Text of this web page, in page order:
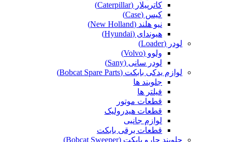
کاترپیلار (Caterpillar)
کیس (Case)
نیو هلند (New Holland)
هیوندای (Hyundai)
لودر (Loader)
ولوو (Volvo)
لودر سانی (Sany)
لوازم یدکی بابکت (Bobcat Spare Parts)
جلوبند ها
فیلتر ها
قطعات موتور
قطعات هیدرولیک
لوازم جانبی
قطعات برقی بابکت
جلوبند جارو بابکت (Bobcat Sweeper)